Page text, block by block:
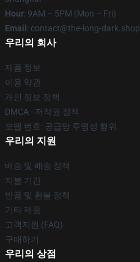
Hour: 9AM – 5PM (Mon – Fri)
Email : contact@the-long-dark.shop
우리의 회사
제품 정보
이용 약관
개인 정보 정책
DMCA - 저작권 정책
모델 번호: 공급망 투명성 행위
우리의 지원
배송 및 배송 정책
지불 기간
반품 및 환불 정책
기타 제품
고객지원 (FAQ)
구매하기
우리의 상점